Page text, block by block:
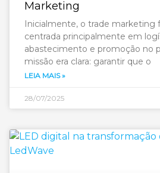
Marketing
Inicialmente, o trade marketing
centrada principalmente em
abastecimento e promoção no
missão era clara: garantir que o
LEIA MAIS »
28/07/2025